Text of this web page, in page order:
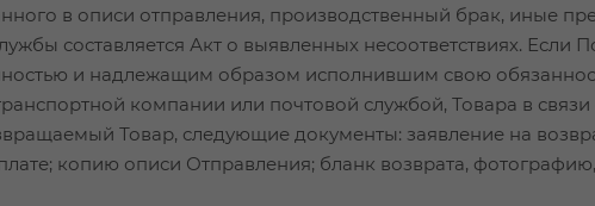
в описи отправления, производственный брак, иные
составляется Акт о выявленных несоответствиях. Если
и надлежащим образом исполнившим свою
компании или почтовой службой, Товара в
Товар, следующие документы: заявление на
копию описи Отправления; бланк возврата,